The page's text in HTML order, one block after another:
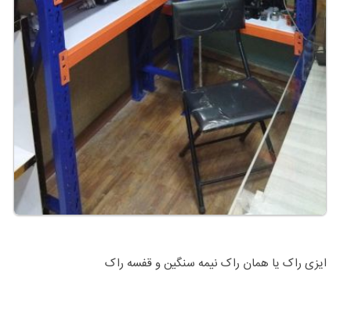
ایزی راک یا همان راک نیمه سنگین و قفسه راک